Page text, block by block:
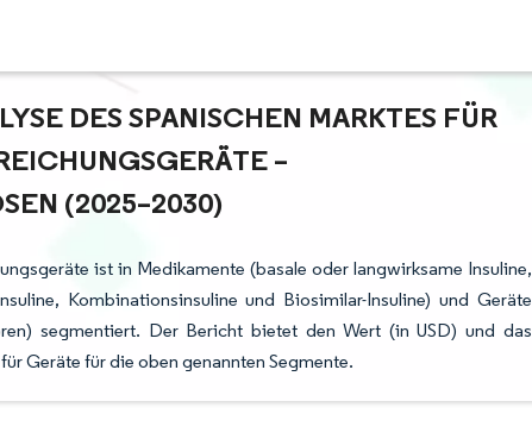
DES SPANISCHEN MARKTES FÜR I
– W
(2025–2030)
ist in Medikamente (basale oder langwirksame Insuline,
Kombinationsinsuline und Biosimilar-Insuline) und Geräte
segmentiert. Der Bericht bietet den Wert (in USD) und das
Geräte für die oben genannten Segmente.